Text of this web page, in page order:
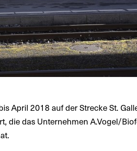
April 2018 auf der Strecke St.
die das Unternehmen A.Vogel/